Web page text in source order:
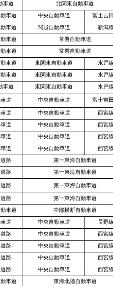
車道 北関東自動車道
車道 中央自動車道 富士吉
車道 関越自動車道 新潟
車道 常磐自動車道
車道 常磐自動車道
車道 東関東自動車道 水戸
車道 東関東自動車道 水戸
車道 東関東自動車道 水戸
道 中央自動車道 富士吉
道 中央自動車道 西宮
道 中央自動車道 西宮
道 中央自動車道 西宮
道 中央自動車道 西宮
路 第一東海自動車道
路 第一東海自動車道
路 第一東海自動車道
路 第一東海自動車道
車道 中部横断自動車道
道 中央自動車道 長野
路 中央自動車道 西宮
路 中央自動車道 西宮
路 中央自動車道 西宮
路 中央自動車道 西宮
車道 東海北陸自動車道